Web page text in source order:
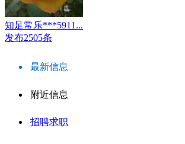
知足常乐***5911...
发布2505条
最新信息
附近信息
招聘求职